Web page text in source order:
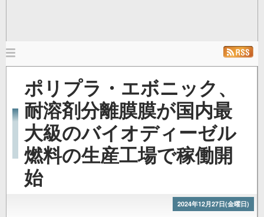
メ
ビ
シ
ポリプラ・エボニック、
耐溶剤分離膜膜が国内最
大級のバイオディーゼル
燃料の生産工場で稼働開
始
2024年12月27日(金曜日)